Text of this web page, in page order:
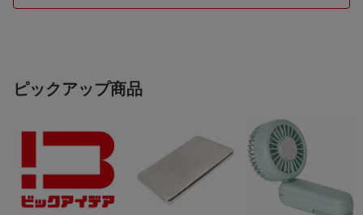
冷房時運転音（室内
68dB/61dB
暖房時運転音（室内
機/室外機）
69dB/62dB
低温暖房能力（外気
2℃）
8.5kW
ピックアップ商品